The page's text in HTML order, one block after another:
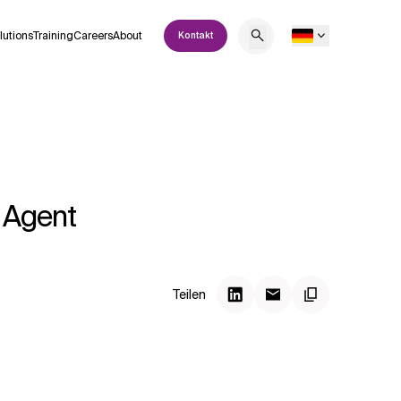
TrainingCareersAbout Kontakt
Teilen